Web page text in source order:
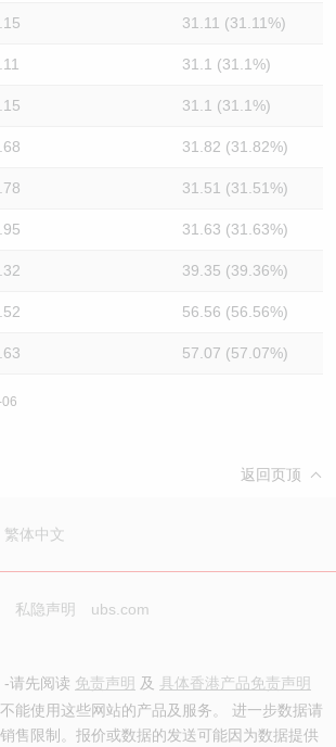
31.11 (31.11%)
31.1 (31.1%)
31.1 (31.1%)
31.82 (31.82%)
31.51 (31.51%)
31.63 (31.63%)
39.35 (39.36%)
56.56 (56.56%)
57.07 (57.07%)
返回页顶
繁体中文
私隐声明 ubs.com
请先阅读 免责声明 及 具体香港产品免责声明
能使用这些网站的产品及服务。 进一步数据请
售限制。报价或数据的发送可能因为数据提供